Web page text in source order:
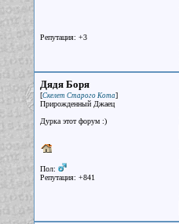
Репутация: +3
Дядя Боря
[Скелет Старого Кота]
Прирожденный Джаец
Дурка этот форум :)
Пол:
Репутация: +841